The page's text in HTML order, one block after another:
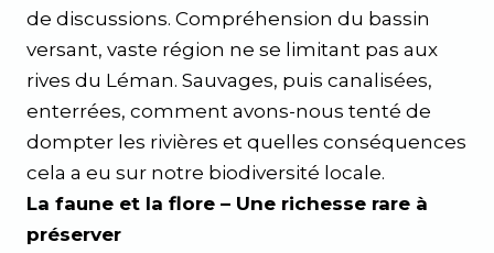
de discussions. Compréhension du bassin
versant, vaste région ne se limitant pas aux
rives du Léman. Sauvages, puis canalisées,
enterrées, comment avons-nous tenté de
dompter les rivières et quelles conséquences
cela a eu sur notre biodiversité locale.
La faune et la flore – Une richesse rare à
préserver